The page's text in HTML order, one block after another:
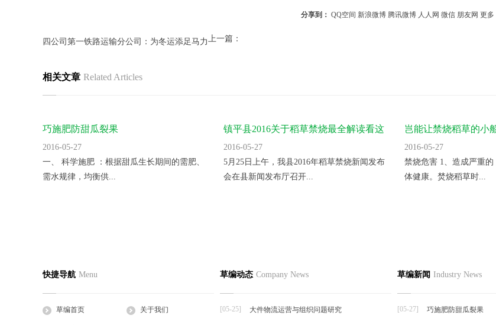
分享到： QQ空间 新浪微博 腾讯微博 人人网 微信 朋友网 更多
上一篇：
四公司第一铁路运输分公司：为冬运添足马力
相关文章 Related Articles
巧施肥防甜瓜裂果
2016-05-27
一、 科学施肥 ：根据甜瓜生长期间的需肥、
需水规律，均衡供...
镇平县2016关于稻草禁烧最全解读看这
里。
2016-05-27
5月25日上午，我县2016年稻草禁烧新闻发布
会在县新闻发布厅召开...
岂能让禁烧稻草的小
2016-05-27
禁烧危害 1、造成严重
体健康。焚烧稻草时...
2016-05-27
日光温室是靠太阳的热辐射来获得热量的，夜
间的热量也主要依...
2016-05-27
一、品种选择夏秋反季节栽培香菜，宜选用耐
湿热、耐病、抗逆...
草支垫
草棒
快捷导航 Menu
草编首页 关于我们
草编动态 Company News
[05-25] 大件物流运营与组织问题研究
草编新闻 Industry News
[05-27] 巧施肥防甜瓜裂果